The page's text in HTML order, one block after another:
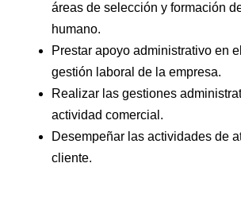
áreas de selección y formación
humano.
Prestar apoyo administrativo en
gestión laboral de la empresa.
Realizar las gestiones
actividad comercial.
Desempeñar las actividades de
cliente.